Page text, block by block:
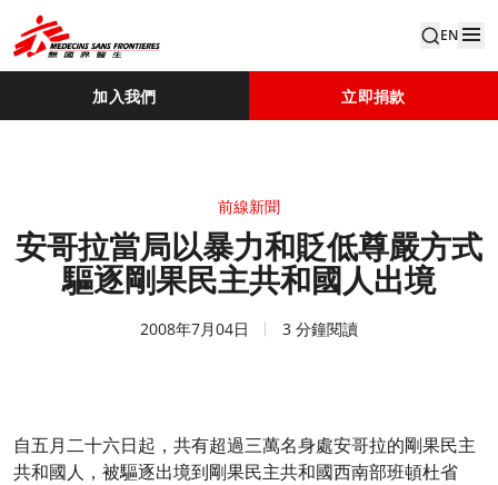
EN
加入我們 立即捐款
前線新聞
安哥拉當局以暴力和貶低尊嚴方式
驅逐剛果民主共和國人出境
2008年7月04日 3 分鐘閱讀
自五月二十六日起，共有超過三萬名身處安哥拉的剛果民主
共和國人，被驅逐出境到剛果民主共和國西南部班頓杜省